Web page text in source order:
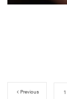
Previous 1